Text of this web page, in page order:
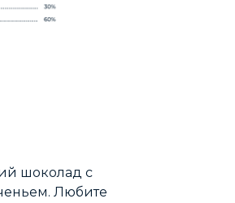
шоколад с
Любите